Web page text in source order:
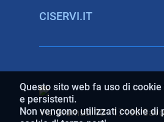
Questo sito web fa uso di
e persistenti.
Non vengono utilizzati cookie di
CISERVI.IT
Via Gramsci 10 - 17100